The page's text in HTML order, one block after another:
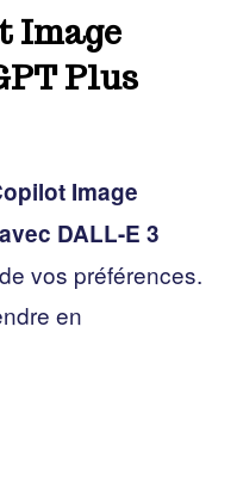
Image
Plus
Image
DALL-E 3
vos préférences.
en